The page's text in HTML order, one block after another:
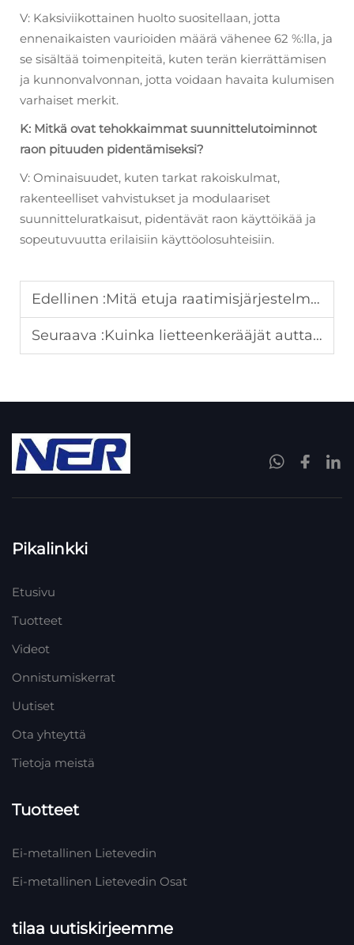
V: Kaksiviikottainen huolto suositellaan, jotta
ennenaikaisten vaurioiden määrä vähenee 62 %:lla, ja
se sisältää toimenpiteitä, kuten terän kierrättämisen
ja kunnonvalvonnan, jotta voidaan havaita kulumisen
varhaiset merkit.
K: Mitkä ovat tehokkaimmat suunnittelutoiminnot
raon pituuden pidentämiseksi?
V: Ominaisuudet, kuten tarkat rakoiskulmat,
rakenteelliset vahvistukset ja modulaariset
suunnitteluratkaisut, pidentävät raon käyttöikää ja
sopeutuvuutta erilaisiin käyttöolosuhteisiin.
Edellinen :Mitä etuja raatimisjärjestelmät tuovat jäteveden käsittelyprosesseihin?
Seuraava :Kuinka lietteenkerääjät auttavat jätevedenpuhdistamoja vähentämään käyttökustannuksia?
Pikalinkki
Etusivu
Tuotteet
Videot
Onnistumiskerrat
Uutiset
Ota yhteyttä
Tietoja meistä
Tuotteet
Ei-metallinen Lietevedin
Ei-metallinen Lietevedin Osat
tilaa uutiskirjeemme